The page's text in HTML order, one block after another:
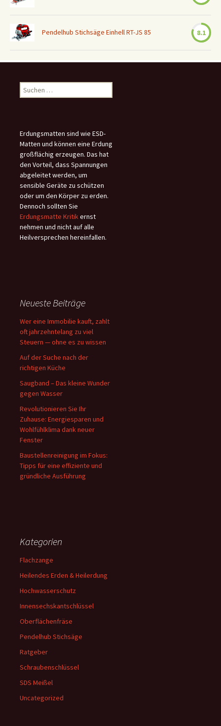
Pendelhub Stichsäge Einhell RT-JS 85 8.1
Suchen
nach:
Erdungsmatten sind wie ESD-
Matten und können eine Erdung
großflächig erzeugen. Das hat
den Vorteil, dass Spannungen
abgeleitet werden, um
sensible Geräte zu schützen
oder um den Körper zu erden.
Dennoch sollten Sie
Erdungsmatte Kritikernst
nehmen und nicht auf alle
Heilversprechen hereinfallen.
Neueste Beiträge
Wer eine Immobilie kauft, zahlt
oft jahrzehntelang zu viel
Steuern — ohne es zu wissen
Auf der Suche nach der
richtigen Küche
Saugband – Das kleine Wunder
gegen Wasser
Revolutionieren Sie Ihr
Zuhause: Energiesparen und
Wohlfühlklima dank neuer
Fenster
Baustellenreinigung im Fokus:
Tipps für eine effiziente und
gründliche Ausführung
Kategorien
Flachzange
Heilendes Erden & Heilerdung
Hochwasserschutz
Innensechskantschlüssel
Oberflächenfräse
Pendelhub Stichsäge
Ratgeber
Schraubenschlüssel
SDS Meißel
Uncategorized